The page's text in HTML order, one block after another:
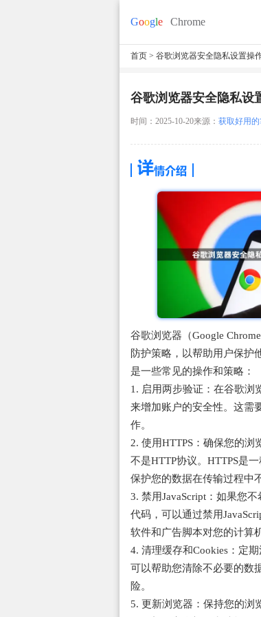
首页 > 谷歌浏览器安全隐私设置操
谷歌浏览器安全隐私设
时间：2025-10-20来源： 获取好用
谷歌浏览器（Google
防护策略，以帮助用户保护
是一些常见的操作和策略：
1. 启用两步验证：在谷歌浏
来增加账户的安全性。这需
作。
2. 使用HTTPS：确保您的浏
不是HTTP协议。HTTPS是
保护您的数据在传输过程中
3. 禁用JavaScript：如果您
代码，可以通过禁用
软件和广告脚本对您的计算
4. 清理缓存和Cookies：定
可以帮助您清除不必要的数
险。
5. 更新浏览器：保持您的浏